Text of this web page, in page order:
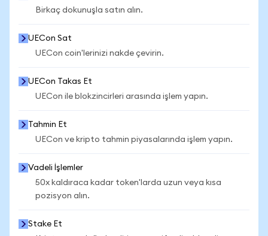
Birkaç dokunuşla satın alın.
UECon Sat
UECon coin'lerinizi nakde çevirin.
UECon Takas Et
UECon ile blokzincirleri arasında işlem yapın.
Tahmin Et
UECon ve kripto tahmin piyasalarında işlem yapın.
Vadeli İşlemler
50x kaldıraca kadar token'larda uzun veya kısa
pozisyon alın.
Stake Et